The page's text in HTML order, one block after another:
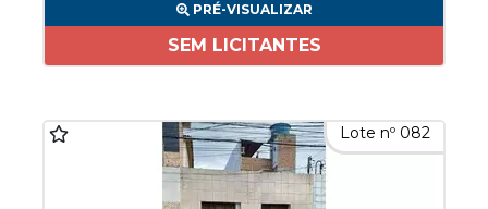
PRÉ-VISUALIZAR
SEM LICITANTES
Lote nº 082